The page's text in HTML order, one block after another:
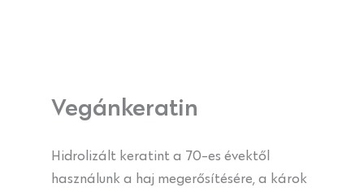
Vegánkeratin
Hidrolizált keratint a 70-es évektől
használunk a haj megerősítésére, a károk